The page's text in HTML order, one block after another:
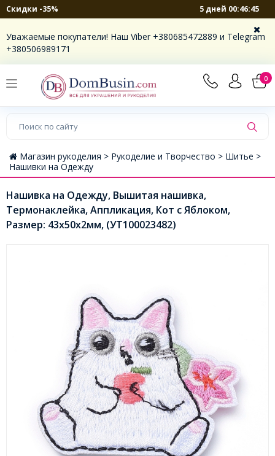
Скидки -35% 5 дней 00:46:45
Уважаемые покупатели! Наш Viber +380685472889 и Telegram
+380506989171
0
Магазин рукоделия > Рукоделие и Творчество > Шитье >
Нашивки на Одежду
Нашивка на Одежду, Вышитая нашивка,
Термонаклейка, Аппликация, Кот с Яблоком,
Размер: 43x50x2мм, (УТ100023482)